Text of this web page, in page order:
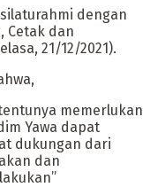
dengan
Cetak dan
21/12/2021).
memerlukan
Yawa dapat
dukungan dari
dan